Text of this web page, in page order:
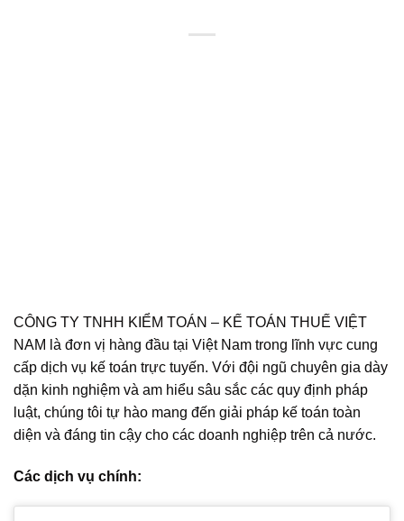
CÔNG TY TNHH KIỂM TOÁN – KẾ TOÁN THUẾ VIỆT
NAM là đơn vị hàng đầu tại Việt Nam trong lĩnh vực cung
cấp dịch vụ kế toán trực tuyến. Với đội ngũ chuyên gia dày
dặn kinh nghiệm và am hiểu sâu sắc các quy định pháp
luật, chúng tôi tự hào mang đến giải pháp kế toán toàn
diện và đáng tin cậy cho các doanh nghiệp trên cả nước.
Các dịch vụ chính: